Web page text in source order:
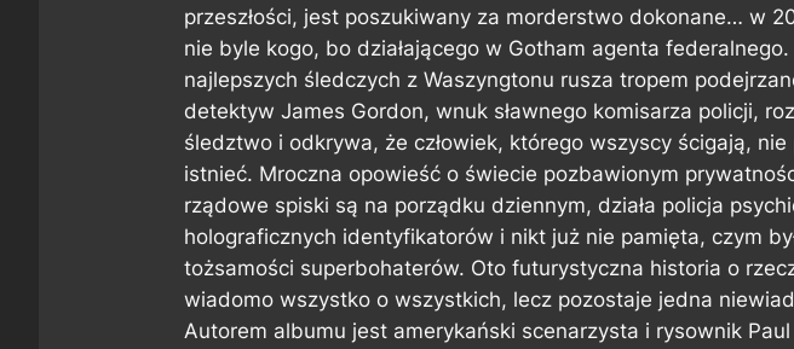
przeszłości, jest poszukiwany za morderstwo dokonane… w
nie byle kogo, bo działającego w Gotham agenta
najlepszych śledczych z Waszyngtonu rusza tropem
detektyw James Gordon, wnuk sławnego komisarza policji,
śledztwo i odkrywa, że człowiek, którego wszyscy ścigają,
istnieć. Mroczna opowieść o świecie pozbawionym
rządowe spiski są na porządku dziennym, działa policja
holograficznych identyfikatorów i nikt już nie pamięta, czym
tożsamości superbohaterów. Oto futurystyczna historia o
wiadomo wszystko o wszystkich, lecz pozostaje jedna
Autorem albumu jest amerykański scenarzysta i rysownik